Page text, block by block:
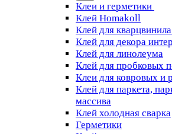
Клеи и герметики
Клей Homakoll
Клей для
Клей для декора
Клей для линолеума
Клей для пробковых
Клеи для ковровых и
Клей для паркета,
массива
Клей холодная сварка
Герметики